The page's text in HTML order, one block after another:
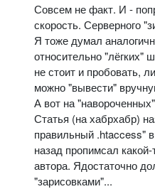
Совсем не факт. И -
скорость. Серверного
Я тоже думал
относительно "лёгких"
не стоит и пробовать,
можно "вывести"
А вот на
Статья (на хабрхабр)
правильный .htaccess"
назад пропимсал
автора. Ядостаточно
"зарисовками"...